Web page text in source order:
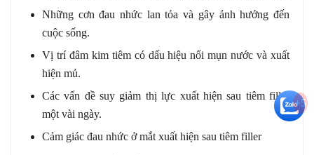
Những cơn đau nhức lan tỏa và gây ảnh hưởng đến
cuộc sống.
Vị trí đâm kim tiêm có dấu hiệu nổi mụn nước và xuất
hiện mủ.
Các vấn đề suy giảm thị lực xuất hiện sau tiêm filler
một vài ngày.
Cảm giác đau nhức ở mắt xuất hiện sau tiêm filler
+5